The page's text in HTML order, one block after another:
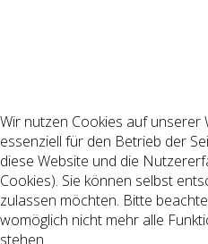
Wir nutzen Cookies auf unserer
essenziell für den Betrieb der
diese Website und die
Cookies). Sie können selbst
zulassen möchten. Bitte
womöglich nicht mehr alle
stehen.